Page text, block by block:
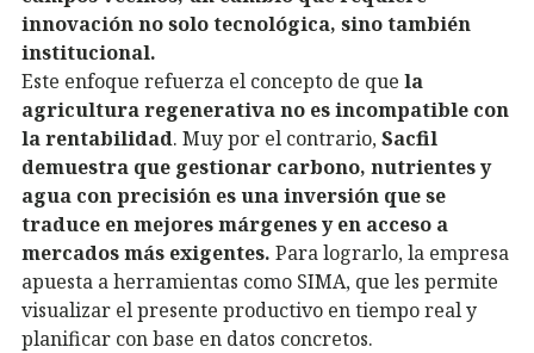
innovación no solo tecnológica, sino también
institucional.
Este enfoque refuerza el concepto de que la
agricultura regenerativa no es incompatible con
la rentabilidad. Muy por el contrario,Sacfil
demuestra que gestionar carbono, nutrientes y
agua con precisión es una inversión que se
traduce en mejores márgenes y en acceso a
mercados más exigentes. Para lograrlo, la empresa
apuesta a herramientas como SIMA, que les permite
visualizar el presente productivo en tiempo real y
planificar con base en datos concretos.